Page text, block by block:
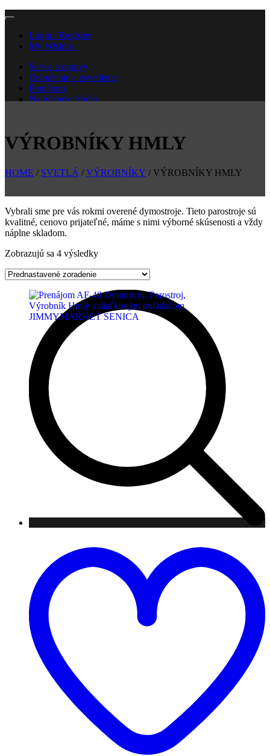
Login / Register
My Wishlist
Servis a opravy
Ozvučenie a osvetlenie
Prenájom
Nahrávacie štúdio
VÝROBNÍKY HMLY
HOME / SVETLÁ / VÝROBNÍKY / VÝROBNÍKY HMLY
Vybrali sme pre vás rokmi overené dymostroje. Tieto parostroje sú
kvalitné, cenovo prijateľné, máme s nimi výborné skúsenosti a vždy
náplne skladom.
Zobrazujú sa 4 výsledky